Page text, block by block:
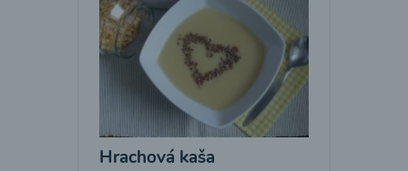
Hrachová kaša